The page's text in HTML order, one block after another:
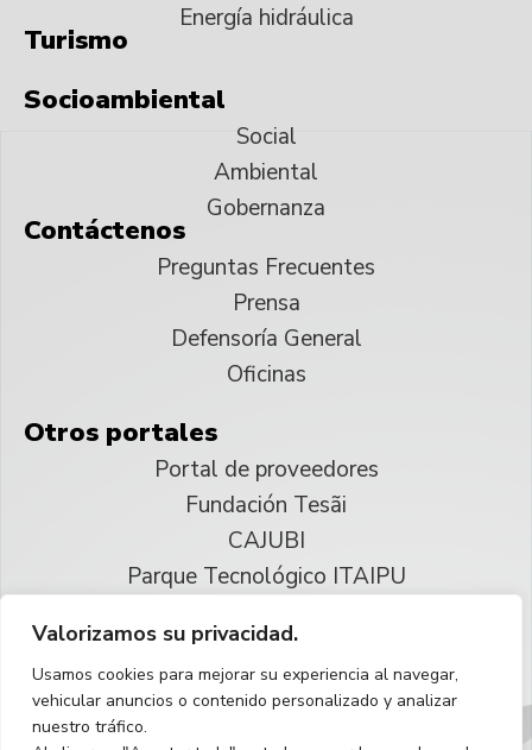
Valorizamos su privacidad.
Usamos cookies para mejorar su experiencia al navegar,
vehicular anuncios o contenido personalizado y analizar
nuestro tráfico.
Energía hidráulica
Turismo
Socioambiental
Social
Ambiental
Gobernanza
Contáctenos
Preguntas Frecuentes
Prensa
Defensoría General
Oficinas
Otros portales
Portal de proveedores
Fundación Tesãi
CAJUBI
Parque Tecnológico ITAIPU
Reservados todos los derechos
Español